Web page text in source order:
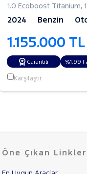
1.0 Ecoboost Titanium,
2024 Benzin
1.155.000 TL
Garantili %1,99
Karşılaştır
Öne Çıkan Linkler